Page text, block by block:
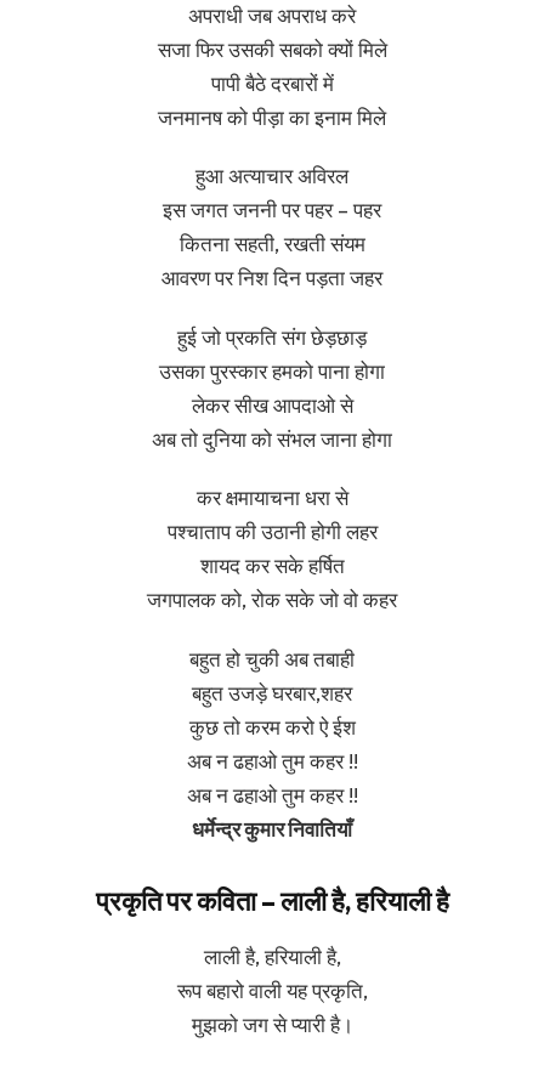
अपराधी जब अपराध करे
सजा फिर उसकी सबको क्यों मिले
पापी बैठे दरबारों में
जनमानष को पीड़ा का इनाम मिले
हुआ अत्याचार अविरल
इस जगत जननी पर पहर – पहर
कितना सहती, रखती संयम
आवरण पर निश दिन पड़ता जहर
हुई जो प्रकति संग छेड़छाड़
उसका पुरस्कार हमको पाना होगा
लेकर सीख आपदाओ से
अब तो दुनिया को संभल जाना होगा
कर क्षमायाचना धरा से
पश्चाताप की उठानी होगी लहर
शायद कर सके हर्षित
जगपालक को, रोक सके जो वो कहर
बहुत हो चुकी अब तबाही
बहुत उजड़े घरबार,शहर
कुछ तो करम करो ऐ ईश
अब न ढहाओ तुम कहर !!
अब न ढहाओ तुम कहर !!
धर्मेन्द्र कुमार निवातियाँ
प्रकृति पर कविता – लाली है, हरियाली है
लाली है, हरियाली है,
रूप बहारो वाली यह प्रकृति,
मुझको जग से प्यारी है।